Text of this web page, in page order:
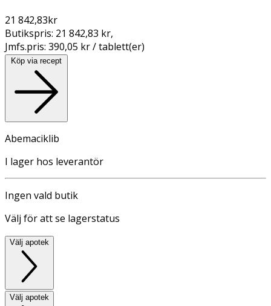
21 842,83kr
Butikspris: 21 842,83 kr,
Jmfs.pris: 390,05 kr / tablett(er)
Köp via recept
Abemaciklib
I lager hos leverantör
Ingen vald butik
Välj för att se lagerstatus
Välj apotek
Välj apotek